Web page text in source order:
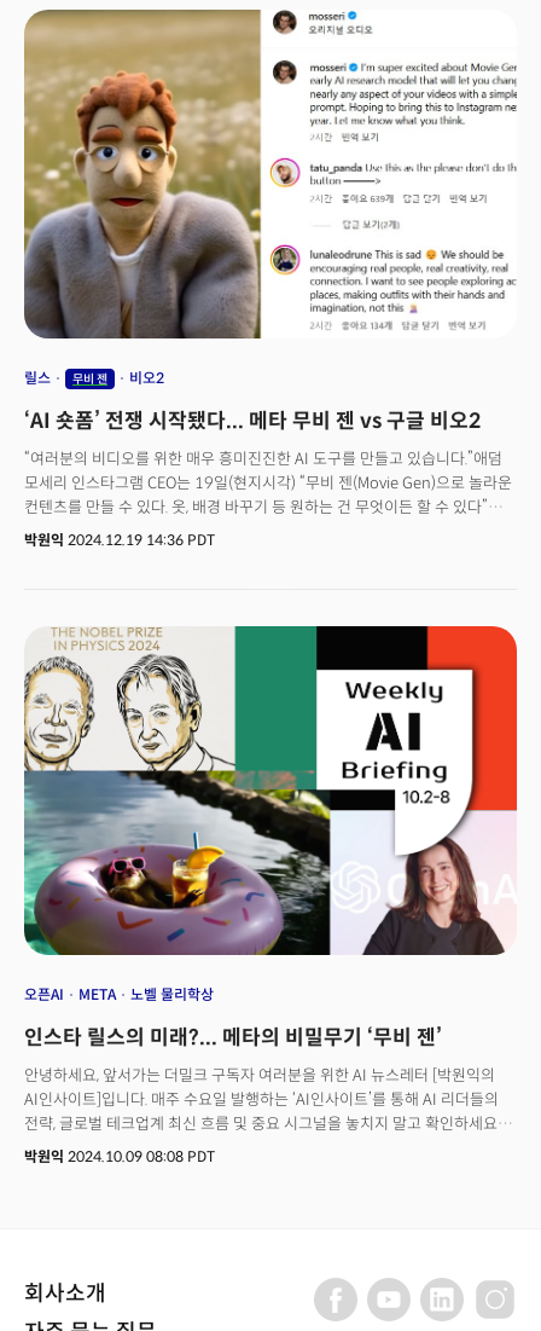
발표를 언급하며 소회를 밝힌 것입니다. 실제로 구글은 차세대 AI 모델
‘제미나이 2.0 플래시’를 비롯해 동영상 생성 모델 ‘비오2(Veo2)’, 이미지 생성
모델 ‘이마젠3(Imagen 3)’, 월드 모델 ‘지니2(Genie 2)’까지 새로운 AI 모델을
쏟아냈습니다. 오픈AI 역시 마찬가지입니다. 20일까지 12일 연속 진행한
신제품 발표 이벤트에서 동영상 생성 모델 ‘소라(Sora)’를 출시했고, 새로운
추론 전문 모델 ‘o3’를 공개했습니다. 두 회사가 경쟁적으로 쏟아낸
업데이트에 업계는 말 그대로 폭풍 같은 연말을 맞이했죠.
릴스 무비 젠 비오2
‘AI 숏폼’ 전쟁 시작됐다... 메타 무비 젠 vs 구글 비오2
“여러분의 비디오를 위한 매우 흥미진진한 AI 도구를 만들고 있습니다.”애덤
모세리 인스타그램 CEO는 19일(현지시각) “무비 젠(Movie Gen)으로 놀라운
컨텐츠를 만들 수 있다. 옷, 배경 바꾸기 등 원하는 건 무엇이든 할 수 있다”며
이같이 말했다. 지난 10월 공개한 동영상 생성 AI 모델 ‘무비 젠’을 고도화,
박원익 2024.12.19 14:36 PDT
오픈AI META 노벨 물리학상
인스타 릴스의 미래?... 메타의 비밀무기 ‘무비 젠’
안녕하세요, 앞서가는 더밀크 구독자 여러분을 위한 AI 뉴스레터 [박원익의
AI인사이트]입니다. 매주 수요일 발행하는 ‘AI인사이트’를 통해 AI 리더들의
전략, 글로벌 테크업계 최신 흐름 및 중요 시그널을 놓치지 말고 확인하세요!
“존 홉필드와 제프리 힌튼은 물리학과 AI를 잇는 아름답고 통찰력 넘치는
AI의 영향력이 더 커질 것으로 전망하고 있습니다.
박원익 2024.10.09 08:08 PDT
회사소개